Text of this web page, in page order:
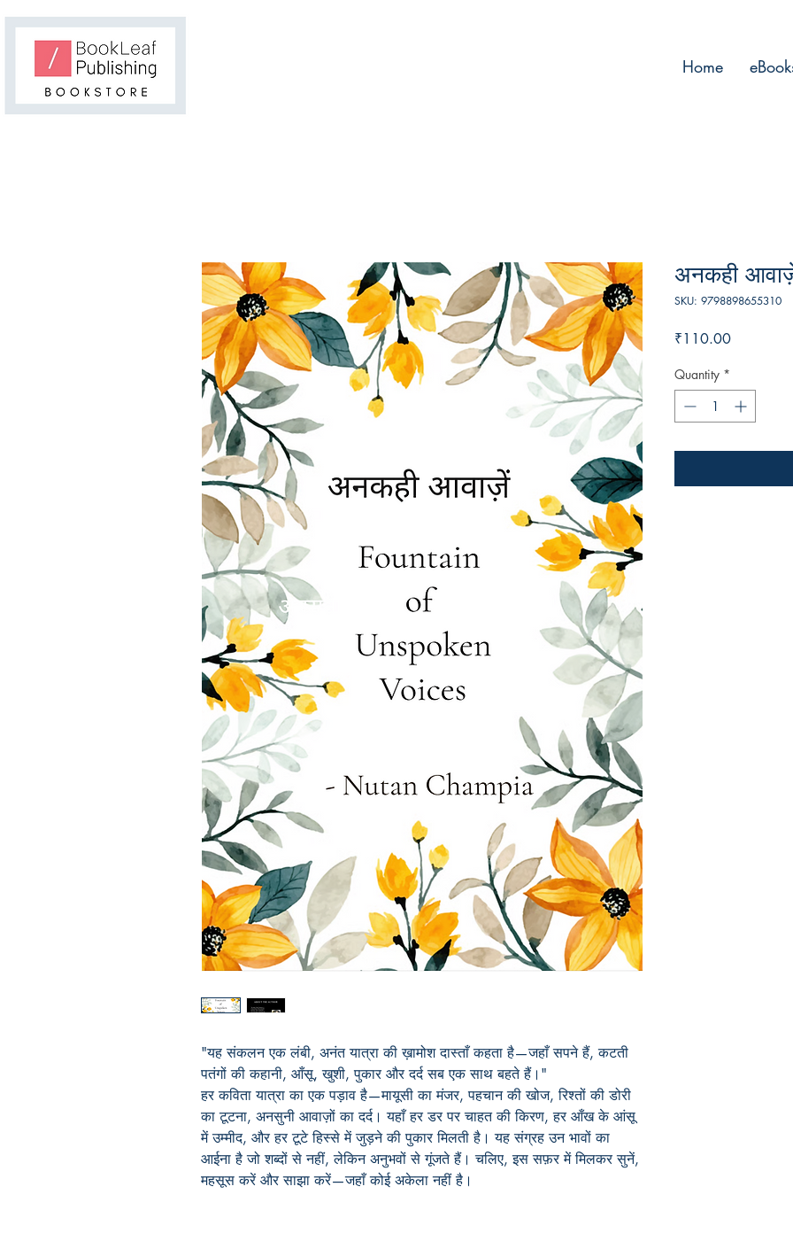
Home
"यह संकलन एक लंबी, अनंत यात्रा की ख़ामोश दास्ताँ कहता है—जहाँ सपने हैं, कटती
पतंगों की कहानी, आँसू, खुशी, पुकार और दर्द सब एक साथ बहते हैं।"
हर कविता यात्रा का एक पड़ाव है—मायूसी का मंजर, पहचान की खोज, रिश्तों की डोरी
का टूटना, अनसुनी आवाज़ों का दर्द। यहाँ हर डर पर चाहत की किरण, हर आँख के आंसू
में उम्मीद, और हर टूटे हिस्से में जुड़ने की पुकार मिलती है। यह संग्रह उन भावों का
आईना है जो शब्दों से नहीं, लेकिन अनुभवों से गूंजते हैं। चलिए, इस सफ़र में मिलकर सुनें,
महसूस करें और साझा करें—जहाँ कोई अकेला नहीं है।
अनकही
SKU: 9798898655310
₹110.00Price
Quantity *